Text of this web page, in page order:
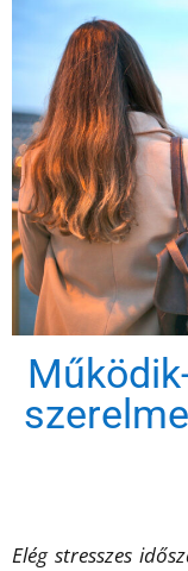
Elég stresszes